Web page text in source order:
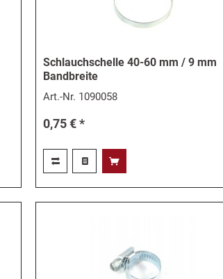
Schlauchschelle 40-60 mm / 9 mm
Bandbreite
Art.-Nr. 1090058
0,75 € *